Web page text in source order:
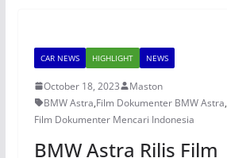
CAR NEWS HIGHLIGHT NEWS
October 18, 2023
Maston
BMW Astra,Film Dokumenter BMW Astra,
Film Dokumenter Mencari Indonesia
BMW Astra Rilis Film